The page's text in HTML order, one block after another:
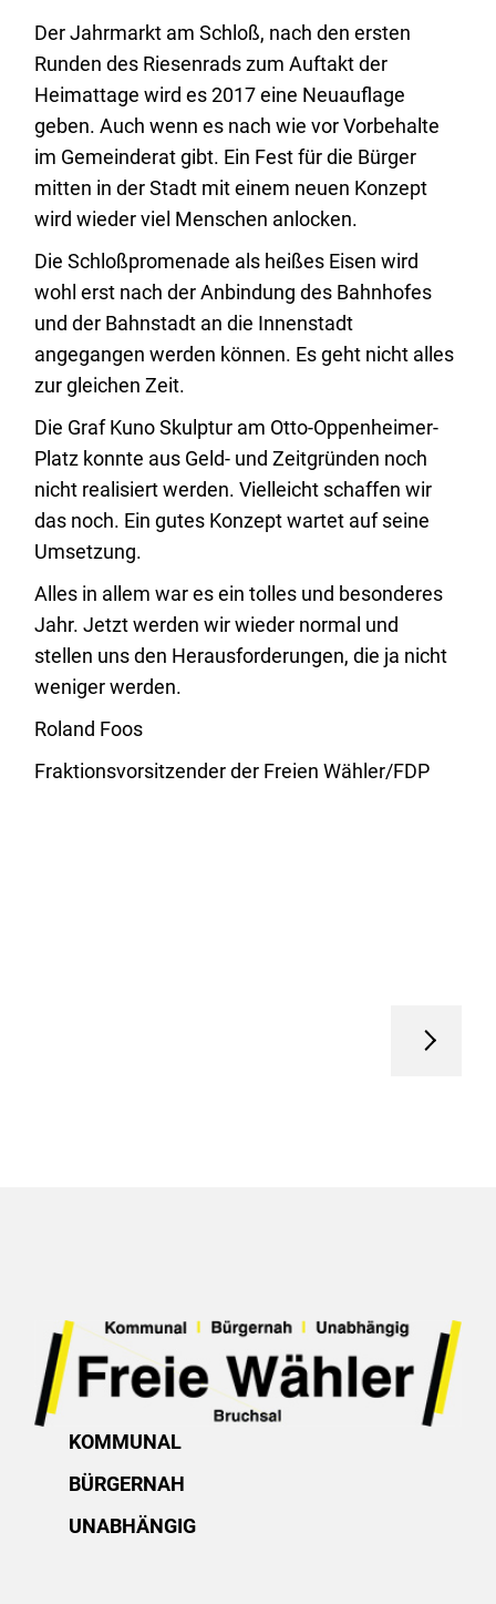
Der Jahrmarkt am Schloß, nach den ersten
Runden des Riesenrads zum Auftakt der
Heimattage wird es 2017 eine Neuauflage
geben. Auch wenn es nach wie vor Vorbehalte
im Gemeinderat gibt. Ein Fest für die Bürger
mitten in der Stadt mit einem neuen Konzept
wird wieder viel Menschen anlocken.
Die Schloßpromenade als heißes Eisen wird
wohl erst nach der Anbindung des Bahnhofes
und der Bahnstadt an die Innenstadt
angegangen werden können. Es geht nicht alles
zur gleichen Zeit.
Die Graf Kuno Skulptur am Otto-Oppenheimer-
Platz konnte aus Geld- und Zeitgründen noch
nicht realisiert werden. Vielleicht schaffen wir
das noch. Ein gutes Konzept wartet auf seine
Umsetzung.
Alles in allem war es ein tolles und besonderes
Jahr. Jetzt werden wir wieder normal und
stellen uns den Herausforderungen, die ja nicht
weniger werden.
Roland Foos
Fraktionsvorsitzender der Freien Wähler/FDP
KOMMUNAL
BÜRGERNAH
UNABHÄNGIG